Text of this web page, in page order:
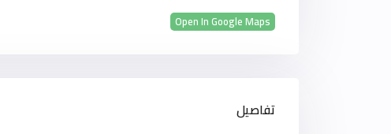
Open In Google Maps
تفاصيل